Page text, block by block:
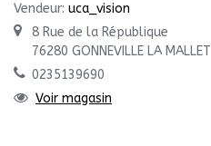
Vendeur: uca_vision
8 Rue de la République
76280 GONNEVILLE LA MALLET
0235139690
Voir magasin